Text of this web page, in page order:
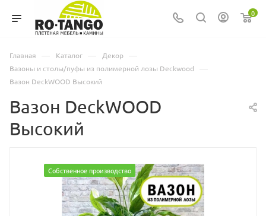
0
Главная — Каталог — Декор —
Вазоны и столы/пуфы из полимерной лозы Deckwood —
Вазон DeckWOOD Высокий
Вазон DeckWOOD
Высокий
Собственное производство